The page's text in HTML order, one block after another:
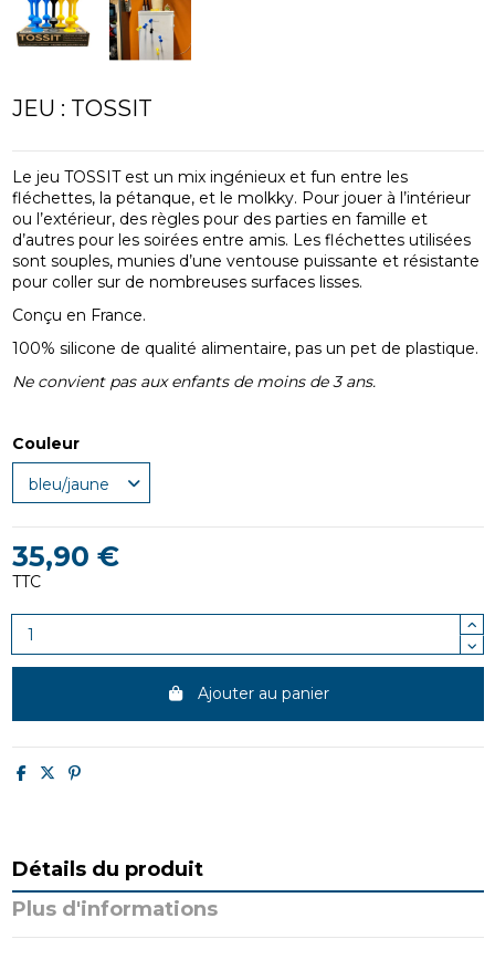
JEU : TOSSIT
Le jeu TOSSIT est un mix ingénieux et fun entre les
fléchettes, la pétanque, et le molkky. Pour jouer à l’intérieur
ou l’extérieur, des règles pour des parties en famille et
d’autres pour les soirées entre amis. Les fléchettes utilisées
sont souples, munies d’une ventouse puissante et résistante
pour coller sur de nombreuses surfaces lisses.
Conçu en France.
100% silicone de qualité alimentaire, pas un pet de plastique.
Ne convient pas aux enfants de moins de 3 ans.
Couleur
35,90 €
TTC
Ajouter au panier
Détails du produit
Plus d'informations